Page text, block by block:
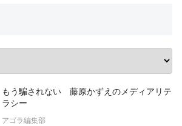
もう騙されない 藤原かずえのメディアリテ
ラシー
アゴラ編集部